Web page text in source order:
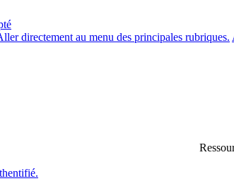
directement au menu des principales rubriques.